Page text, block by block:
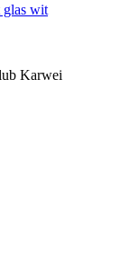
glas wit
Karwei